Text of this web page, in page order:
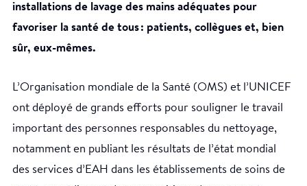
installations de lavage des mains adéquates pour
favoriser la santé de tous : patients, collègues et, bien
sûr, eux-mêmes.
L’Organisation mondiale de la Santé (OMS) et l’UNICEF
ont déployé de grands efforts pour souligner le travail
important des personnes responsables du nettoyage,
notamment en publiant les résultats de l’état mondial
des services d’EAH dans les établissements de soins de